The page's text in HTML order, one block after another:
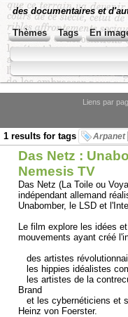
des documentaires et
Thèmes Tags En
Liens par
1 results for tags
Arpanet
Das Netz :
Nemesis TV
Das Netz (La Toile ou
indépendant allemand
Unabomber, le LSD et
Le film explore les idées
mouvements ayant créé
des artistes
les hippies idéalistes
les artistes de la
Brand
et les cybernéticiens et
Heinz von Foerster.